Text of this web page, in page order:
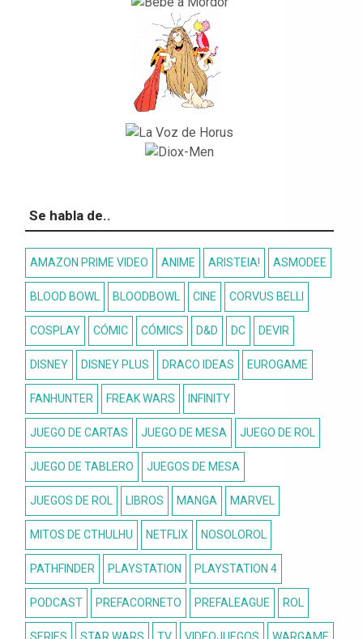
Se habla de..
AMAZON PRIME VIDEO ANIME ARISTEIA! ASMODEE
BLOOD BOWL BLOODBOWL CINE CORVUS BELLI
COSPLAY CÓMIC CÓMICS D&D DC DEVIR
DISNEY DISNEY PLUS DRACO IDEAS EUROGAME
FANHUNTER FREAK WARS INFINITY
JUEGO DE CARTAS JUEGO DE MESA JUEGO DE ROL
JUEGO DE TABLERO JUEGOS DE MESA
JUEGOS DE ROL LIBROS MANGA MARVEL
MITOS DE CTHULHU NETFLIX NOSOLOROL
PATHFINDER PLAYSTATION PLAYSTATION 4
PODCAST PREFACORNETO PREFALEAGUE ROL
SERIES STAR WARS TV VIDEOJUEGOS WARGAME